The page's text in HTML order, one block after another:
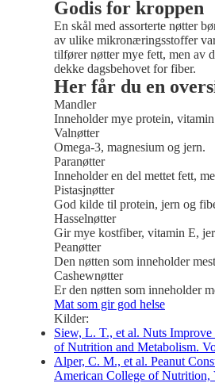
Godis for kroppen
En skål med assorterte nøtter
av ulike mikronæringsstoffer
tilfører nøtter mye fett, men av
dekke dagsbehovet for fiber.
Her får du en
Mandler
Inneholder mye protein,
Valnøtter
Omega-3, magnesium og jern.
Paranøtter
Inneholder en del mettet fett,
Pistasjnøtter
God kilde til protein, jern og
Hasselnøtter
Gir mye kostfiber, vitamin E,
Peanøtter
Den nøtten som inneholder
Cashewnøtter
Er den nøtten som inneholder
Mat som gir god helse
Kilder:
Siew, L. T., et al. Nuts
of Nutrition and Metabolism.
Alper, C. M., et al. Peanut
American College of